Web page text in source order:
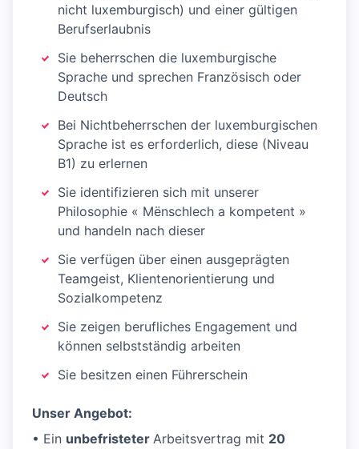
nicht luxemburgisch) und einer gültigen
Berufserlaubnis
Sie beherrschen die luxemburgische
Sprache und sprechen Französisch oder
Deutsch
Bei Nichtbeherrschen der luxemburgischen
Sprache ist es erforderlich, diese (Niveau
B1) zu erlernen
Sie identifizieren sich mit unserer
Philosophie « Mënschlech a kompetent »
und handeln nach dieser
Sie verfügen über einen ausgeprägten
Teamgeist, Klientenorientierung und
Sozialkompetenz
Sie zeigen berufliches Engagement und
können selbstständig arbeiten
Sie besitzen einen Führerschein
Unser Angebot:
• Ein unbefristeter Arbeitsvertrag mit 20